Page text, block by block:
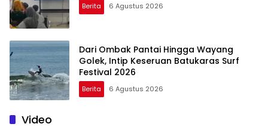
Berita 6 Agustus 2026
Dari Ombak Pantai Hingga Wayang
Golek, Intip Keseruan Batukaras Surf
Festival 2026
Berita 6 Agustus 2026
Video